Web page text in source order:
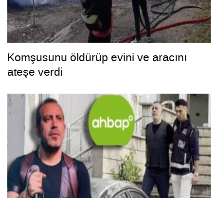
Komşusunu öldürüp evini ve aracını
ateşe verdi